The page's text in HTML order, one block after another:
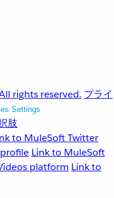
rights reserved. プライ
Settings
肢
to MuleSoft Twitter
Link to MuleSoft
platform Link to